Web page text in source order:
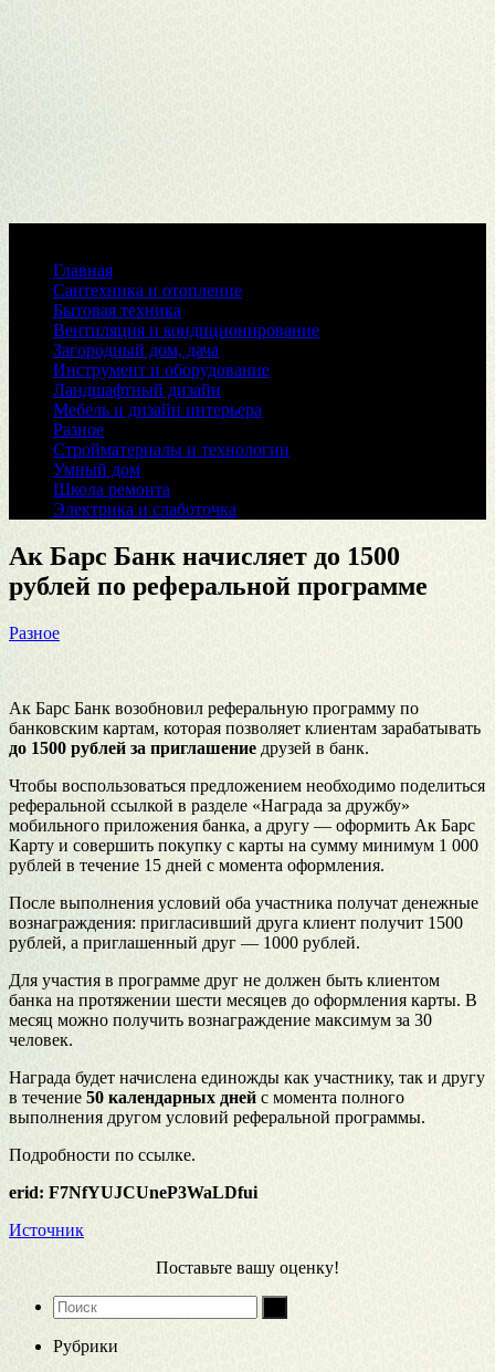
Главная
Сантехника и отопление
Бытовая техника
Вентиляция и кондиционирование
Загородный дом, дача
Инструмент и оборудование
Ландшафтный дизайн
Мебель и дизайн интерьера
Разное
Стройматериалы и технологии
Умный дом
Школа ремонта
Электрика и слаботочка
Ак Барс Банк начисляет до 1500
рублей по реферальной программе
Разное
Ак Барс Банк возобновил реферальную программу по
банковским картам, которая позволяет клиентам зарабатывать
до 1500 рублей за приглашение друзей в банк.
Чтобы воспользоваться предложением необходимо поделиться
реферальной ссылкой в разделе «Награда за дружбу»
мобильного приложения банка, а другу — оформить Ак Барс
Карту и совершить покупку с карты на сумму минимум 1 000
рублей в течение 15 дней с момента оформления.
После выполнения условий оба участника получат денежные
вознаграждения: пригласивший друга клиент получит 1500
рублей, а приглашенный друг — 1000 рублей.
Для участия в программе друг не должен быть клиентом
банка на протяжении шести месяцев до оформления карты. В
месяц можно получить вознаграждение максимум за 30
человек.
Награда будет начислена единожды как участнику, так и другу
в течение 50 календарных дней с момента полного
выполнения другом условий реферальной программы.
Подробности по ссылке.
erid: F7NfYUJCUneP3WaLDfui
Источник
Поставьте вашу оценку!
Рубрики